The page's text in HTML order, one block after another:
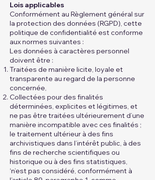
Lois applicables
Conformément au Règlement général sur
la protection des données (RGPD), cette
politique de confidentialité est conforme
aux normes suivantes :
Les données à caractères personnel
doivent être :
Traitées de manière licite, loyale et
transparente au regard de la personne
concernée,
Collectées pour des finalités
déterminées, explicites et légitimes, et
ne pas être traitées ultérieurement d’une
manière incompatible avec ces finalités ;
le traitement ultérieur à des fins
archivistiques dans l’intérêt public, à des
fins de recherche scientifiques ou
historique ou à des fins statistiques,
‘n’est pas considéré, conformément à